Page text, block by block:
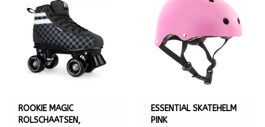
ROOKIE MAGIC
ROLSCHAATSEN,
ESSENTIAL SKATEHELM
PINK